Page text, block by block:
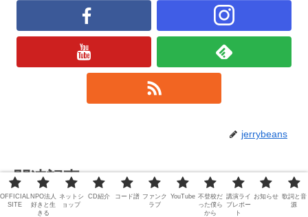
jerrybeans
関連記事
OFFICIAL
SITE
NPO法人
好きと生
きる
ネットシ
ョップ
CD紹介 コード譜 ファンク
ラブ
YouTube 不登校だ
った僕ら
から
講演ライ
ブレポー
ト
お知らせ 歌詞と音
源